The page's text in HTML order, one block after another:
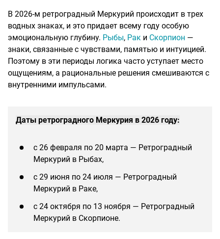
В 2026-м ретроградный Меркурий происходит в трех
водных знаках, и это придает всему году особую
эмоциональную глубину. Рыбы, Рак и Скорпион —
знаки, связанные с чувствами, памятью и интуицией.
Поэтому в эти периоды логика часто уступает место
ощущениям, а рациональные решения смешиваются с
внутренними импульсами.
Даты ретроградного Меркурия в 2026 году:
с 26 февраля по 20 марта — Ретроградный
Меркурий в Рыбах,
с 29 июня по 24 июля — Ретроградный
Меркурий в Раке,
с 24 октября по 13 ноября — Ретроградный
Меркурий в Скорпионе.